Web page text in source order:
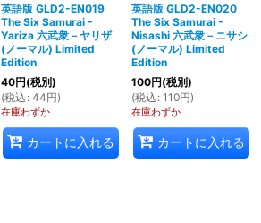
英語版 GLD2-EN019
The Six Samurai -
Yariza 六武衆－ヤリザ
(ノーマル) Limited
Edition
40円(税別)
(税込 : 44円)
在庫わずか
カートに入れる
英語版 GLD2-EN020
The Six Samurai -
Nisashi 六武衆－ニサシ
(ノーマル) Limited
Edition
100円(税別)
(税込 : 110円)
在庫わずか
カートに入れる